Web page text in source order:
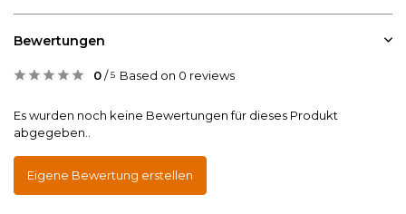
Bewertungen
0/5 Based on 0 reviews
Es wurden noch keine Bewertungen für dieses Produkt
abgegeben..
Eigene Bewertung erstellen